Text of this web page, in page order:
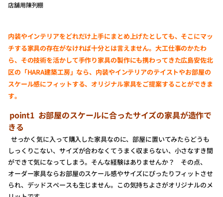
店舗用陳列棚
内装やインテリアをどれだけ上手にまとめ上げたとしても、そこにマッ
チする家具の存在がなければ十分とは言えません。大工仕事のかたわ
ら、その技術を活かして手作り家具の製作にも携わってきた広島安佐北
区の「HARA建築工房」なら、内装やインテリアのテイストやお部屋の
スケール感にフィットする、オリジナル家具をご提案することができま
す。
point1 お部屋のスケールに合ったサイズの家具が造作で
きる
せっかく気に入って購入した家具なのに、部屋に置いてみたらどうも
しっくりこない、サイズが合わなくてうまく収まらない、小さなすき間
ができて気になってしまう。そんな経験はありませんか？ その点、
オーダー家具ならお部屋のスケール感やサイズにぴったりフィットさせ
られ、デッドスペースも生じません。この気持ちよさがオリジナルのメ